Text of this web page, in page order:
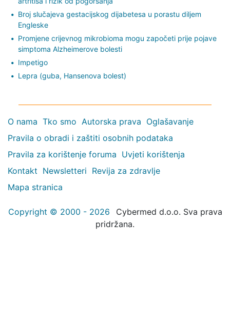
Broj slučajeva gestacijskog dijabetesa u porastu diljem
Engleske
Promjene crijevnog mikrobioma mogu započeti prije pojave
simptoma Alzheimerove bolesti
Impetigo
Lepra (guba, Hansenova bolest)
O nama Tko smo Autorska prava Oglašavanje
Pravila o obradi i zaštiti osobnih podataka
Pravila za korištenje foruma Uvjeti korištenja
Kontakt Newsletteri Revija za zdravlje
Mapa stranica
Copyright © 2000 - 2026
Cybermed d.o.o. Sva prava
pridržana.